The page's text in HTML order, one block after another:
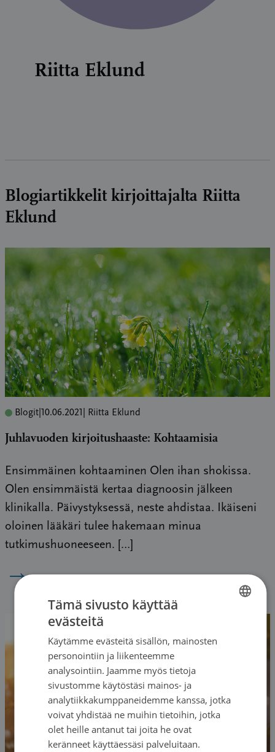
Riitta Eklund
Blogiartikkelit kirjoittajalta Riitta
Eklund
Blogit 10.06.2021 | Riitta Eklund
Juhlavuoden kirjoitushaaste: Kohtaamisia
Ensimmäinen kohtaaminen Olen ihan shokissa.
Olen ensimmäistä kertaa diagnoosin jälkeen
klinikalla. Päivystyksessä, neste ahdistaa. Ikäiseni
oloinen lääkäri tulee hakemaan minua
tutkimushuoneeseen. […]
→
SWEDISH
Tämä sivusto käyttää
evästeitä
Käytämme evästeitä sisällön, mainosten
personointiin ja liikenteemme
analysointiin. Jaamme myös tietoja
sivustomme käytöstäsi mainos- ja
analytiikkakumppaneidemme kanssa, jotka
voivat yhdistää ne muihin tietoihin, jotka
olet heille antanut tai joita he ovat
keränneet käyttäessäsi palveluitaan.